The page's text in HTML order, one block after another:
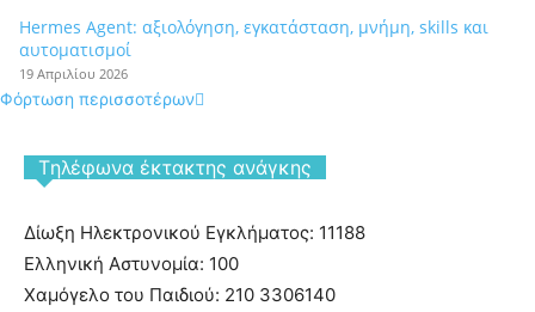
Hermes Agent: αξιολόγηση, εγκατάσταση, μνήμη, skills και
αυτοματισμοί
19 Απριλίου 2026
Φόρτωση περισσοτέρων
Tηλέφωνα έκτακτης ανάγκης
Δίωξη Ηλεκτρονικού Εγκλήματος: 11188
Ελληνική Αστυνομία: 100
Χαμόγελο του Παιδιού: 210 3306140